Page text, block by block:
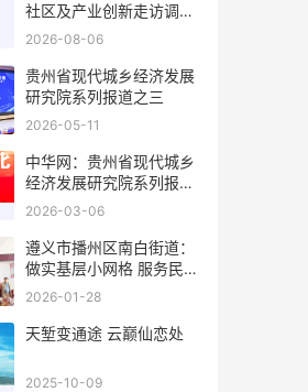
社区及产业创新走访调研
侧记
2026-08-06
贵州省现代城乡经济发展
研究院系列报道之三
2026-05-11
中华网：贵州省现代城乡
经济发展研究院系列报道
之一
2026-03-06
遵义市播州区南白街道：
做实基层小网格 服务民心
大纽带
2026-01-28
天堑变通途 云巅仙恋处
2025-10-09